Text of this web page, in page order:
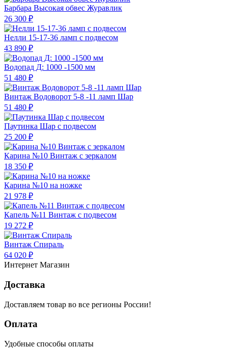
Барбара Высокая обвес Журавлик
26 300 ₽
Нелли 15-17-36 ламп с подвесом
43 890 ₽
Водопад Д: 1000 -1500 мм
51 480 ₽
Винтаж Водоворот 5-8 -11 ламп Шар
51 480 ₽
Паутинка Шар с подвесом
25 200 ₽
Карина №10 Винтаж с зеркалом
18 350 ₽
Карина №10 на ножке
21 978 ₽
Капель №11 Винтаж с подвесом
19 272 ₽
Винтаж Спираль
64 020 ₽
Интернет Магазин
Доставка
Доставляем товар во все регионы России!
Оплата
Удобные способы оплаты